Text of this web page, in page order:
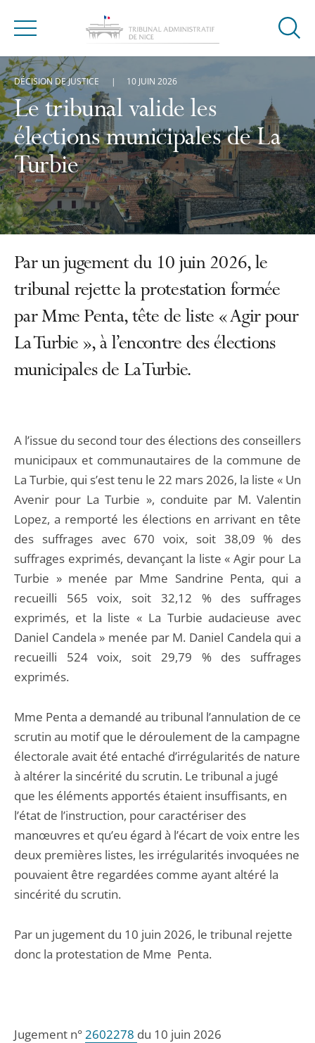
Menu
Ouvrir
Le tribunal valide les
élections municipales de La
Turbie
DÉCISION DE JUSTICE 10 JUIN 2026
Par un jugement du 10 juin 2026, le
tribunal rejette la protestation formée
par Mme Penta, tête de liste « Agir pour
La Turbie », à l’encontre des élections
municipales de La Turbie.
A l’issue du second tour des élections des conseillers
municipaux et communautaires de la commune de
La Turbie, qui s’est tenu le 22 mars 2026, la liste « Un
Avenir pour La Turbie », conduite par M. Valentin
Lopez, a remporté les élections en arrivant en tête
des suffrages avec 670 voix, soit 38,09 % des
suffrages exprimés, devançant la liste « Agir pour La
Turbie » menée par Mme Sandrine Penta, qui a
recueilli 565 voix, soit 32,12 % des suffrages
exprimés, et la liste « La Turbie audacieuse avec
Daniel Candela » menée par M. Daniel Candela qui a
recueilli 524 voix, soit 29,79 % des suffrages
exprimés.
Mme Penta a demandé au tribunal l’annulation de ce
scrutin au motif que le déroulement de la campagne
électorale avait été entaché d’irrégularités de nature
à altérer la sincérité du scrutin. Le tribunal a jugé
que les éléments apportés étaient insuffisants, en
l’état de l’instruction, pour caractériser des
manœuvres et qu’eu égard à l’écart de voix entre les
deux premières listes, les irrégularités invoquées ne
pouvaient être regardées comme ayant altéré la
sincérité du scrutin.
Par un jugement du 10 juin 2026, le tribunal rejette
donc la protestation de Mme Penta.
Jugement n°2602278 du 10 juin 2026